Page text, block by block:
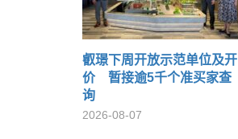
叡璟下周开放示范单位及开
价 暂接逾5千个准买家查
询
2026-08-07